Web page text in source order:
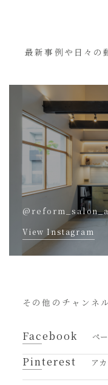
最新事例や日々
View Instagram
その他のチャンネル
Facebook ペ
Pinterest ア